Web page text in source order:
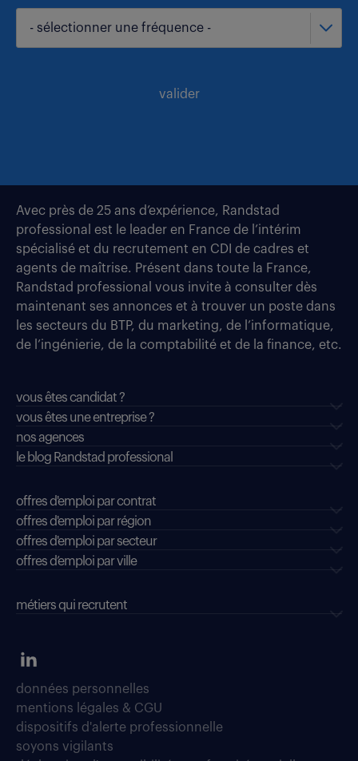
- sélectionner une fréquence -
valider
Avec près de 25 ans d’expérience, Randstad
professional est le leader en France de l’intérim
spécialisé et du recrutement en CDI de cadres et
agents de maîtrise. Présent dans toute la France,
Randstad professional vous invite à consulter dès
maintenant ses annonces et à trouver un poste dans
les secteurs du BTP, du marketing, de l’informatique,
de l’ingénierie, de la comptabilité et de la finance, etc.
vous êtes candidat ?
vous êtes une entreprise ?
nos agences
le blog Randstad professional
offres d'emploi par contrat
offres d'emploi par région
offres d'emploi par secteur
offres d’emploi par ville
métiers qui recrutent
données personnelles
mentions légales & CGU
dispositifs d'alerte professionnelle
soyons vigilants